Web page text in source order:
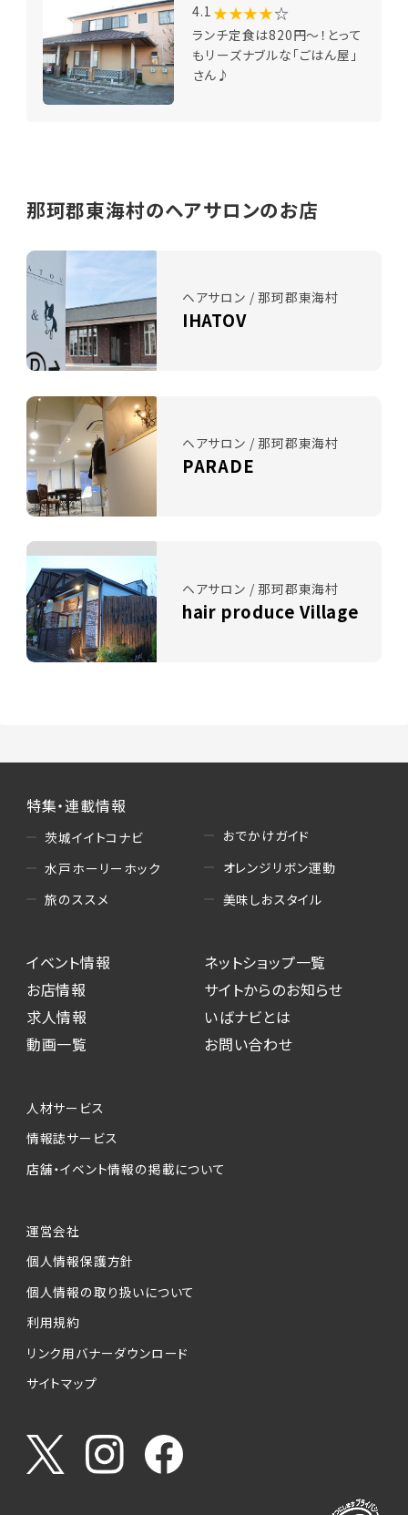
4.1 ★★★★☆
ランチ定食は820円～！とって
もリーズナブルな「ごはん屋」
さん♪
那珂郡東海村のヘアサロンのお店
ヘアサロン / 那珂郡東海村
IHATOV
ヘアサロン / 那珂郡東海村
PARADE
ヘアサロン / 那珂郡東海村
hair produce Village
特集・連載情報
茨城イイトコナビ
水戸ホーリーホック
旅のススメ
おでかけガイド
オレンジリボン運動
美味しおスタイル
イベント情報
お店情報
求人情報
動画一覧
ネットショップ一覧
サイトからのお知らせ
いばナビとは
お問い合わせ
人材サービス
情報誌サービス
店舗・イベント情報の掲載について
運営会社
個人情報保護方針
個人情報の取り扱いについて
利用規約
リンク用バナーダウンロード
サイトマップ